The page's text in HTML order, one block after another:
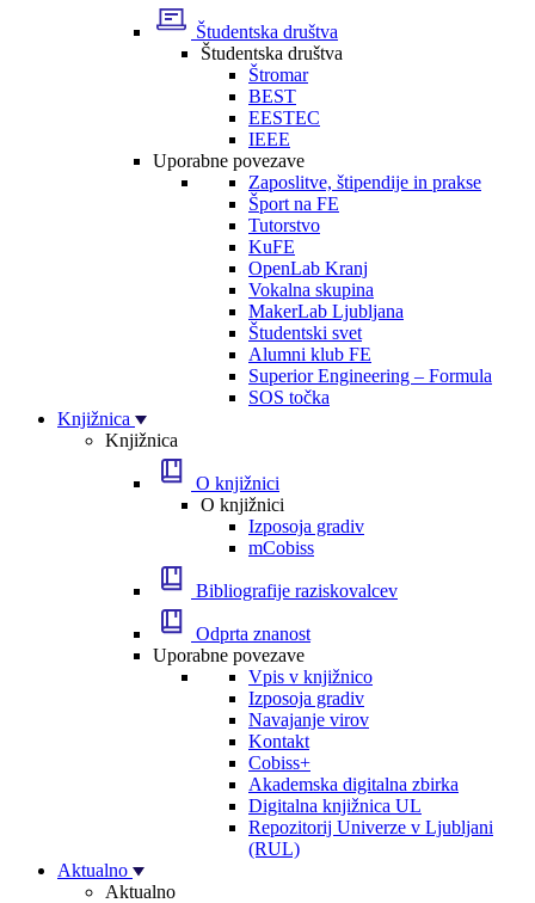
Študentska društva
Študentska društva
Štromar
BEST
EESTEC
IEEE
Uporabne povezave
Zaposlitve, štipendije in prakse
Šport na FE
Tutorstvo
KuFE
OpenLab Kranj
Vokalna skupina
MakerLab Ljubljana
Študentski svet
Alumni klub FE
Superior Engineering – Formula
SOS točka
Knjižnica
Knjižnica
O knjižnici
O knjižnici
Izposoja gradiv
mCobiss
Bibliografije raziskovalcev
Odprta znanost
Uporabne povezave
Vpis v knjižnico
Izposoja gradiv
Navajanje virov
Kontakt
Cobiss+
Akademska digitalna zbirka
Digitalna knjižnica UL
Repozitorij Univerze v Ljubljani
(RUL)
Aktualno
Aktualno